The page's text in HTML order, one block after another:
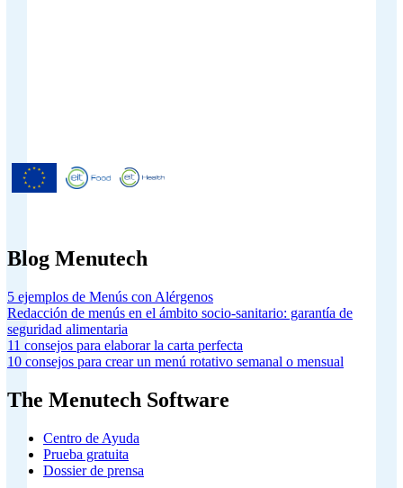
Blog Menutech
5 ejemplos de Menús con Alérgenos
Redacción de menús en el ámbito socio-sanitario: garantía de
seguridad alimentaria
11 consejos para elaborar la carta perfecta
10 consejos para crear un menú rotativo semanal o mensual
The Menutech Software
Centro de Ayuda
Prueba gratuita
Dossier de prensa